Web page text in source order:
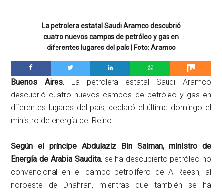
La petrolera estatal Saudi Aramco descubrió
cuatro nuevos campos de petróleo y gas en
diferentes lugares del país | Foto: Aramco
Buenos Aires.La petrolera estatal Saudi Aramco
descubrió cuatro nuevos campos de petróleo y gas en
diferentes lugares del país, declaró el último domingo el
ministro de energía del Reino.
Según el príncipe Abdulaziz Bin Salman, ministro de
Energía de Arabia Saudita, se ha descubierto petróleo no
convencional en el campo petrolífero de Al-Reesh, al
noroeste de Dhahran, mientras que también se ha